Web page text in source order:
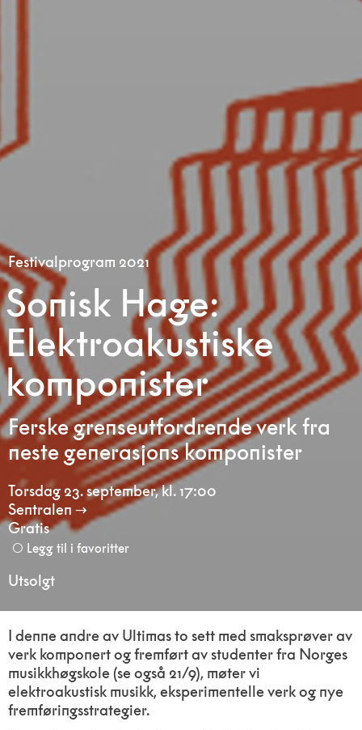
Festivalprogram 2021
Sonisk Hage:
Elektroakustiske
komponister
Ferske grenseutfordrende verk fra
neste generasjons komponister
Torsdag 23. september,kl. 17:00
Sentralen
Gratis
Legg til i favoritter
Utsolgt
I denne andre av Ultimas to sett med smaksprøver av
verk komponert og fremført av studenter fra Norges
musikkhøgskole (se også 21/9), møter vi
elektroakustisk musikk, eksperimentelle verk og nye
fremføringsstrategier.